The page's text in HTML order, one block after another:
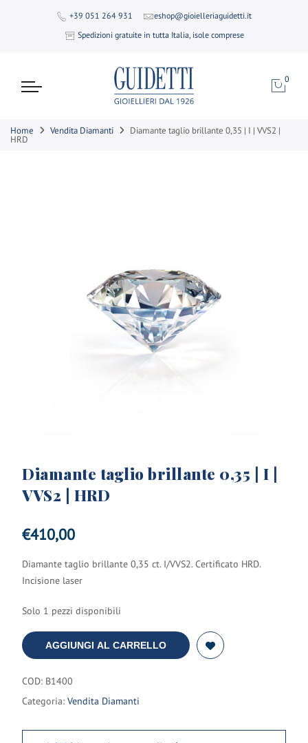
+39 051 264 931
eshop@gioielleriaguidetti.it
Spedizioni gratuite in tutta Italia, isole comprese
0
Home Vendita Diamanti Diamante taglio brillante 0,35 | I | VVS2 |
HRD
Diamante taglio brillante 0,35 | I |
VVS2 | HRD
€410,00
Diamante taglio brillante 0,35 ct. I/VVS2. Certificato HRD.
Incisione laser
Solo 1 pezzi disponibili
AGGIUNGI AL CARRELLO
COD: B1400
Categoria: Vendita Diamanti